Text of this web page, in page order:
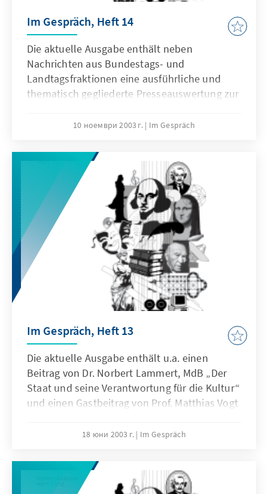
Im Gespräch, Heft 14
Die aktuelle Ausgabe enthält neben
Nachrichten aus Bundestags- und
Landtagsfraktionen eine ausführliche und
thematisch gegliederte Presseauswertung zur
Oktober 2003.10 ноември 2003 г. Im Gespräch
Im Gespräch, Heft 13
Die aktuelle Ausgabe enthält u.a. einen
Beitrag von Dr. Norbert Lammert, MdB „Der
Staat und seine Verantwortung für die Kultur“
und einen Gastbeitrag von Prof. Matthias Vogt
Wissensgesellschaft“.
18 юни 2003 г. Im Gespräch